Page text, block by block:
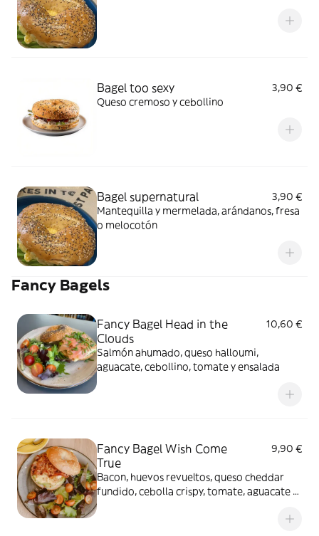
Bagel too sexy
3,90 €
Queso cremoso y cebollino
Bagel supernatural
3,90 €
Mantequilla y mermelada, arándanos, fresa
o melocotón
Fancy Bagels
Fancy Bagel Head in the
Clouds
10,60 €
Salmón ahumado, queso halloumi,
aguacate, cebollino, tomate y ensalada
Fancy Bagel Wish Come
True
9,90 €
Bacon, huevos revueltos, queso cheddar
fundido, cebolla crispy, tomate, aguacate y